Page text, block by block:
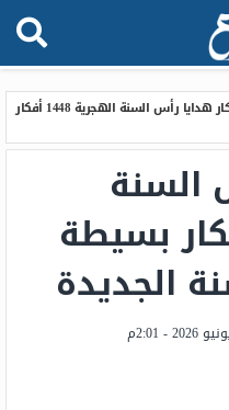
أفكار هدايا رأس السنة الهجرية 1448 أفكار
السنة
1448 أفكار بسيطة
الجديدة